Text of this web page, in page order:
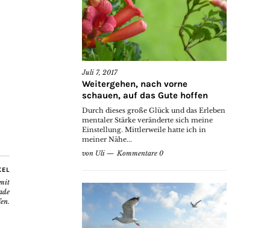
Juli 7, 2017
Weitergehen, nach vorne
schauen, auf das Gute hoffen
Durch dieses große Glück und das Erleben
mentaler Stärke veränderte sich meine
Einstellung. Mittlerweile hatte ich in
meiner Nähe...
von Uli Kommentare 0